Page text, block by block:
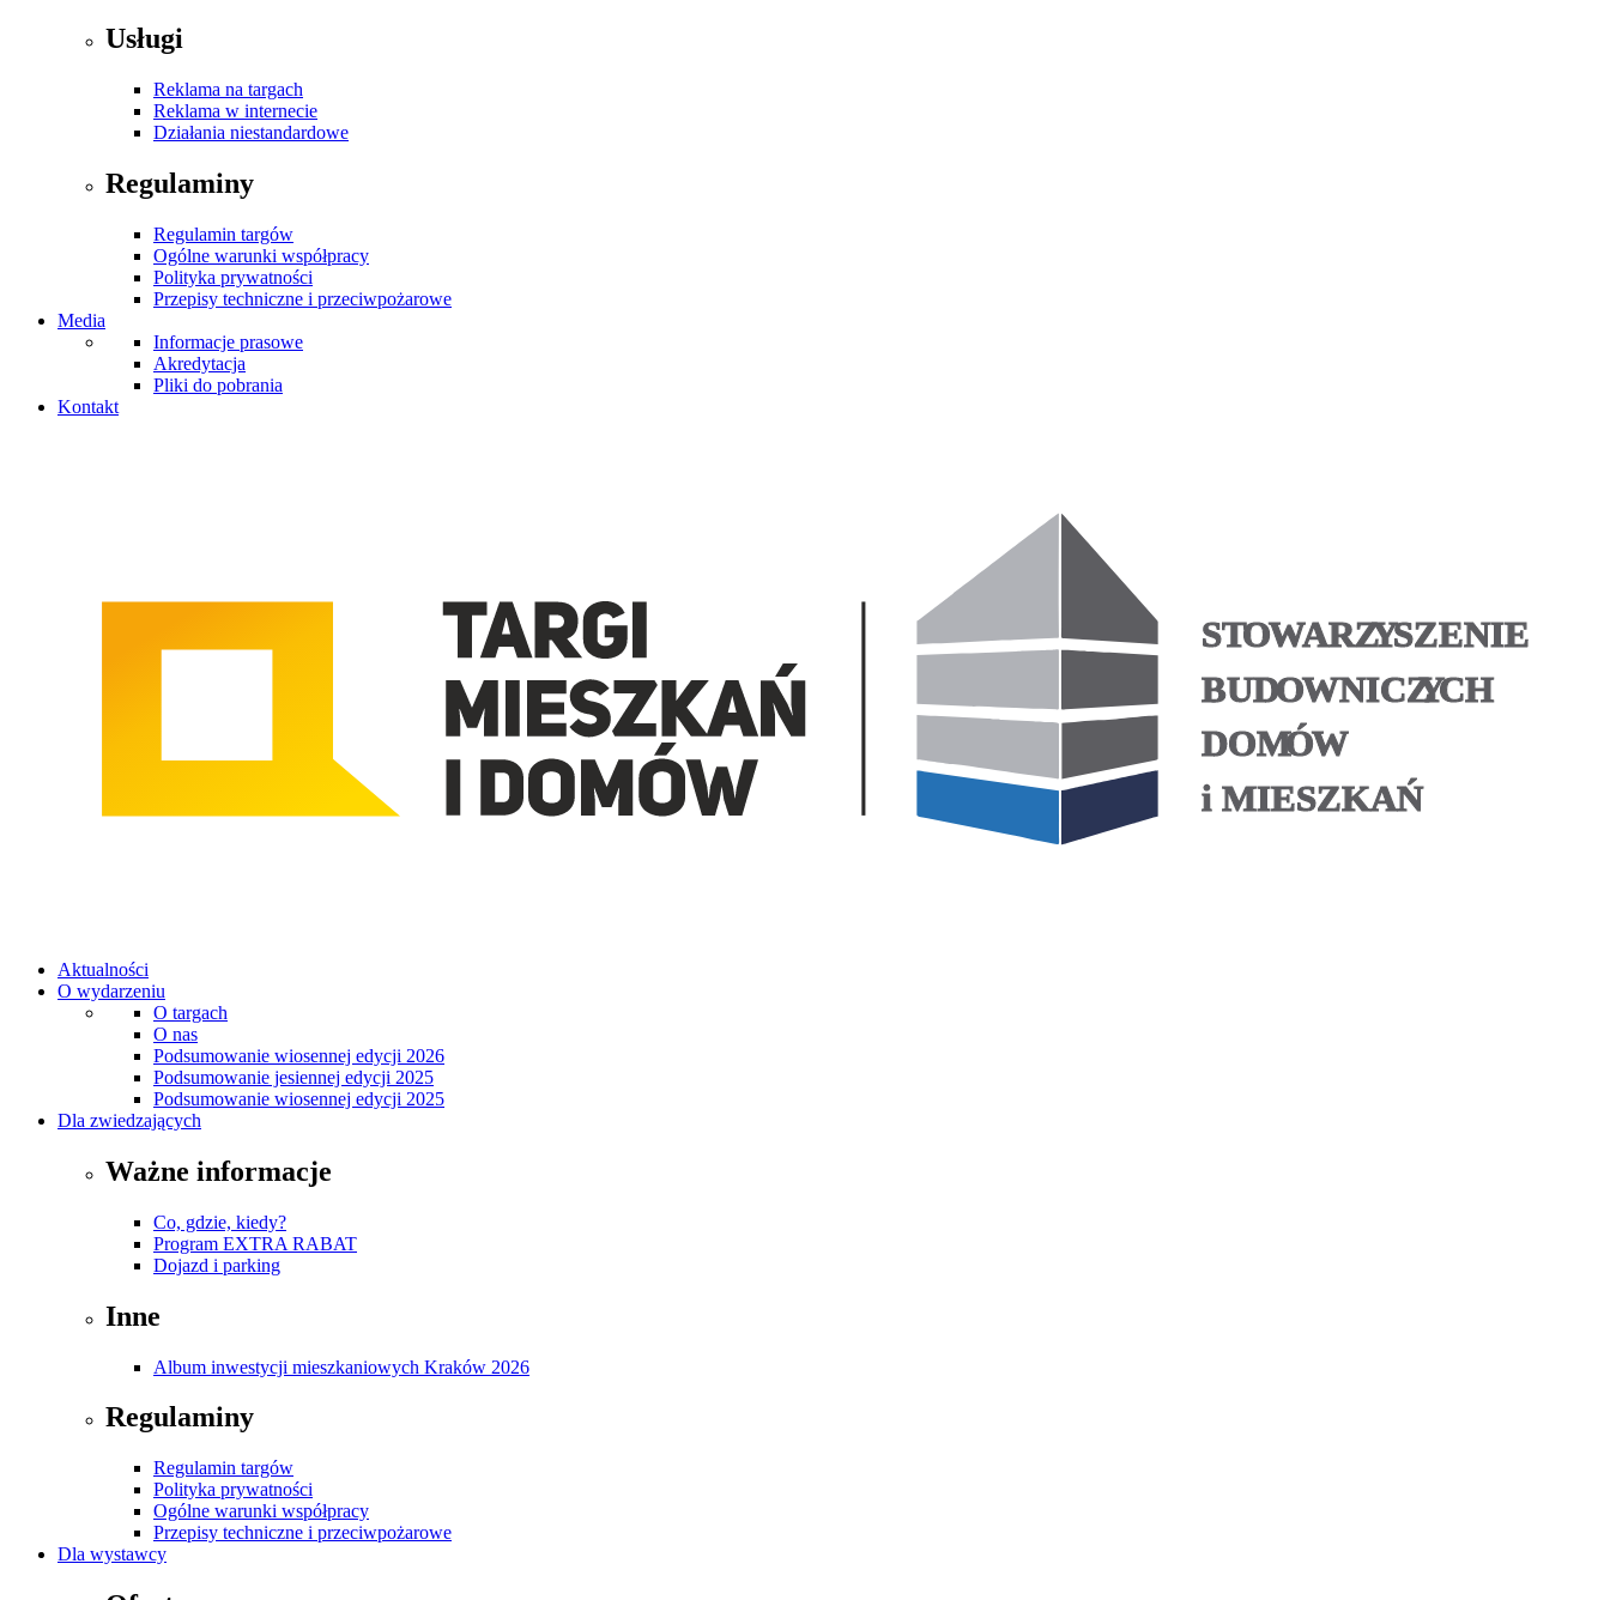
Usługi
Reklama na targach
Reklama w internecie
Działania niestandardowe
Regulaminy
Regulamin targów
Ogólne warunki współpracy
Polityka prywatności
Przepisy techniczne i przeciwpożarowe
Media
Informacje prasowe
Akredytacja
Pliki do pobrania
Kontakt
Aktualności
O wydarzeniu
O targach
O nas
Podsumowanie wiosennej edycji 2026
Podsumowanie jesiennej edycji 2025
Podsumowanie wiosennej edycji 2025
Dla zwiedzających
Ważne informacje
Co, gdzie, kiedy?
Program EXTRA RABAT
Dojazd i parking
Inne
Album inwestycji mieszkaniowych Kraków 2026
Regulaminy
Regulamin targów
Polityka prywatności
Ogólne warunki współpracy
Przepisy techniczne i przeciwpożarowe
Dla wystawcy